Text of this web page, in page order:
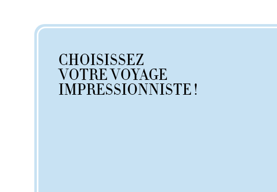
CHOISISSEZ
VOTRE VOYAGE
IMPRESSIONNISTE !